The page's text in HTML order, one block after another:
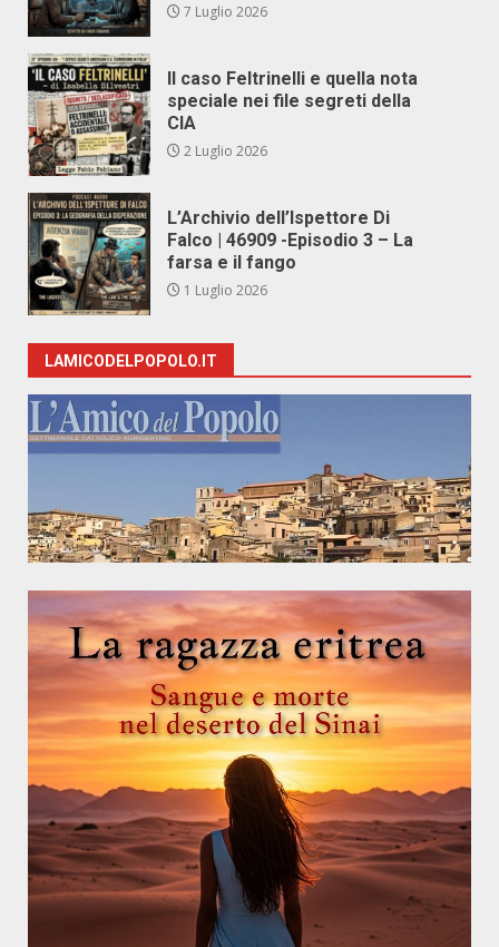
7 Luglio 2026
Il caso Feltrinelli e quella nota
speciale nei file segreti della
CIA
2 Luglio 2026
L’Archivio dell’Ispettore Di
Falco | 46909 -Episodio 3 – La
farsa e il fango
1 Luglio 2026
LAMICODELPOPOLO.IT